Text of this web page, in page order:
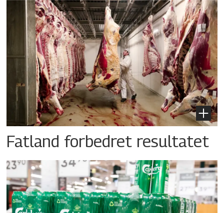
Fatland forbedret resultatet